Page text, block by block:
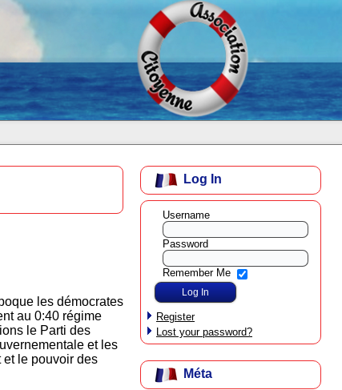
les démocrates
au 0:40 régime
le Parti des
et les
et le pouvoir des
Log In
Username
Password
Remember Me
Register
Lost your password?
Méta